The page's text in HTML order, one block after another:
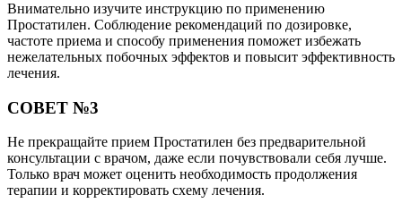
Внимательно изучите инструкцию по применению
Простатилен. Соблюдение рекомендаций по дозировке,
частоте приема и способу применения поможет избежать
нежелательных побочных эффектов и повысит эффективность
лечения.
СОВЕТ №3
Не прекращайте прием Простатилен без предварительной
консультации с врачом, даже если почувствовали себя лучше.
Только врач может оценить необходимость продолжения
терапии и корректировать схему лечения.